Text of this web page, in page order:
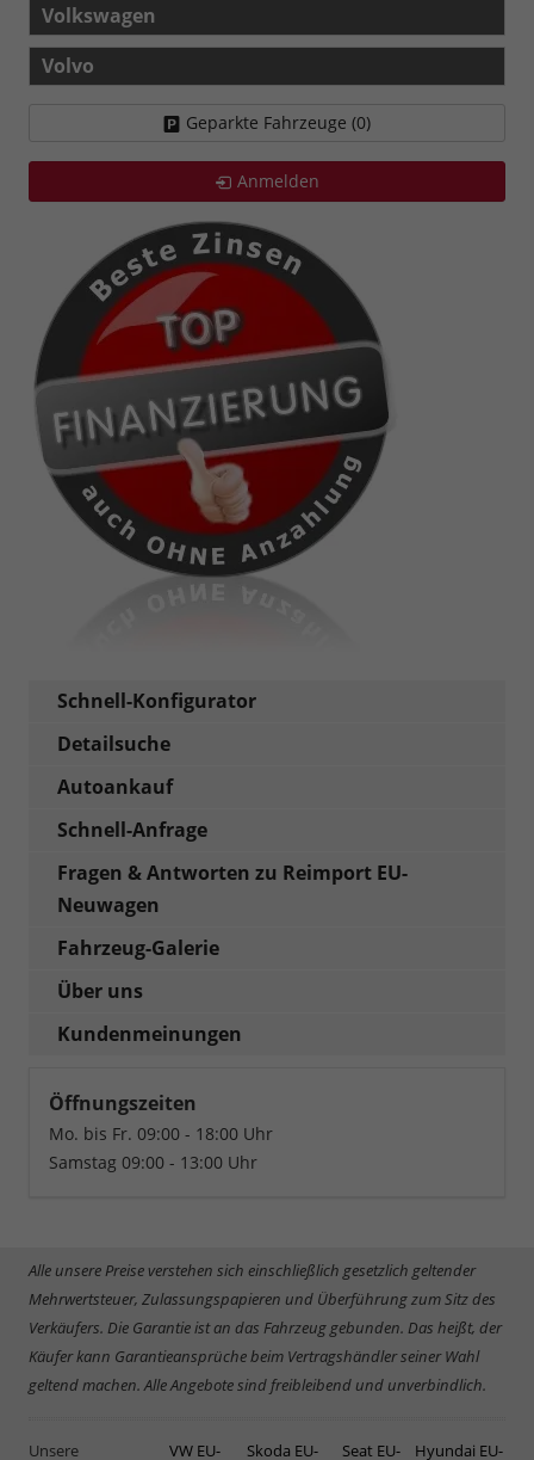
Volkswagen
Volvo
Geparkte Fahrzeuge (0)
Anmelden
Schnell-Konfigurator
Detailsuche
Autoankauf
Schnell-Anfrage
Fragen & Antworten zu Reimport EU-
Neuwagen
Fahrzeug-Galerie
Über uns
Kundenmeinungen
Öffnungszeiten
Mo. bis Fr. 09:00 - 18:00 Uhr
Samstag 09:00 - 13:00 Uhr
Alle unsere Preise verstehen sich einschließlich gesetzlich geltender
Mehrwertsteuer, Zulassungspapieren und Überführung zum Sitz des
Verkäufers. Die Garantie ist an das Fahrzeug gebunden. Das heißt, der
Käufer kann Garantieansprüche beim Vertragshändler seiner Wahl
geltend machen. Alle Angebote sind freibleibend und unverbindlich.
Unsere VW EU- Skoda EU- Seat EU- Hyundai EU-